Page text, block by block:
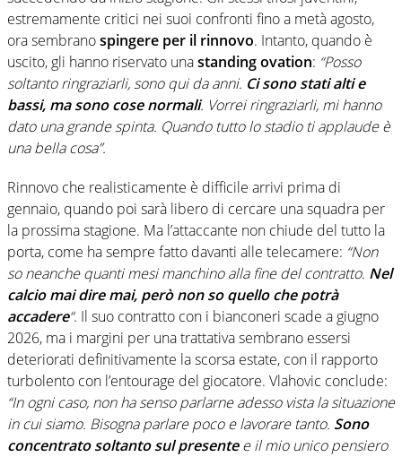
estremamente critici nei suoi confronti fino a metà agosto,
ora sembranospingere per il rinnovo. Intanto, quando è
uscito, gli hanno riservato unastanding ovation: “Posso
soltanto ringraziarli, sono qui da anni. Ci sono stati alti e
bassi, ma sono cose normali. Vorrei ringraziarli, mi hanno
dato una grande spinta. Quando tutto lo stadio ti applaude è
una bella cosa”.
Rinnovo che realisticamente è difficile arrivi prima di
gennaio, quando poi sarà libero di cercare una squadra per
la prossima stagione. Ma l’attaccante non chiude del tutto la
porta, come ha sempre fatto davanti alle telecamere: “Non
so neanche quanti mesi manchino alla fine del contratto. Nel
calcio mai dire mai, però non so quello che potrà
accadere“. Il suo contratto con i bianconeri scade a giugno
2026, ma i margini per una trattativa sembrano essersi
deteriorati definitivamente la scorsa estate, con il rapporto
turbolento con l’entourage del giocatore. Vlahovic conclude:
“In ogni caso, non ha senso parlarne adesso vista la situazione
in cui siamo. Bisogna parlare poco e lavorare tanto. Sono
concentrato soltanto sul presentee il mio unico pensiero